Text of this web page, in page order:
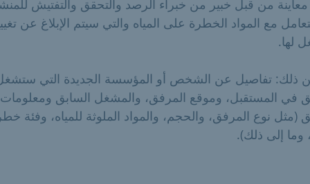
معاينة من قبل خبير من خبراء الرصد والتحقق والتفتيش
مع المواد الخطرة على المياه والتي سيتم الإبلاغ عن
لها.
ذلك: تفاصيل عن الشخص أو المؤسسة الجديدة التي
في المستقبل، وموقع المرفق، والمشغل السابق
(مثل نوع المرفق، والحجم، والمواد الملوثة للمياه، وفئة خطر
وما إلى ذلك).